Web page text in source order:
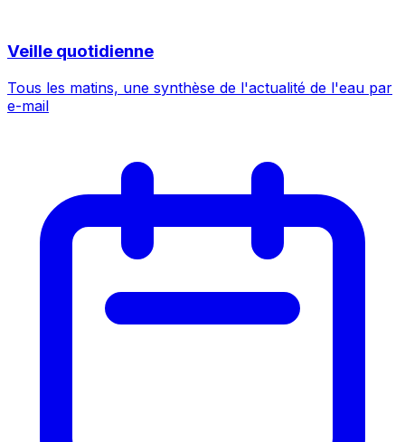
Veille quotidienne
Tous les matins, une synthèse de l'actualité de l'eau par
e-mail